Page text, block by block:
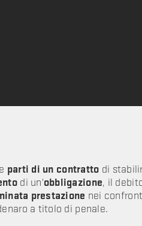
parti di un contratto di
di un'obbligazione, il
prestazione nei
a titolo di penale.